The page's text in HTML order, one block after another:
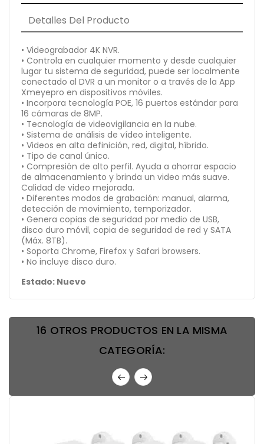
Detalles Del Producto
• Videograbador 4K NVR.
• Controla en cualquier momento y desde cualquier
lugar tu sistema de seguridad, puede ser localmente
conectado al DVR a un monitor o a través de la App
Xmeyepro en dispositivos móviles.
• Incorpora tecnología POE, 16 puertos estándar para
16 cámaras de 8MP.
• Tecnología de videovigilancia en la nube.
• Sistema de análisis de vídeo inteligente.
• Videos en alta definición, red, digital, híbrido.
• Tipo de canal único.
• Compresión de alto perfil. Ayuda a ahorrar espacio
de almacenamiento y brinda un video más suave.
Calidad de video mejorada.
• Diferentes modos de grabación: manual, alarma,
detección de movimiento, temporizador.
• Genera copias de seguridad por medio de USB,
disco duro móvil, copia de seguridad de red y SATA
(Máx. 8TB).
• Soporta Chrome, Firefox y Safari browsers.
• No incluye disco duro.
Estado: Nuevo
16 OTROS PRODUCTOS EN LA MISMA
CATEGORÍA: